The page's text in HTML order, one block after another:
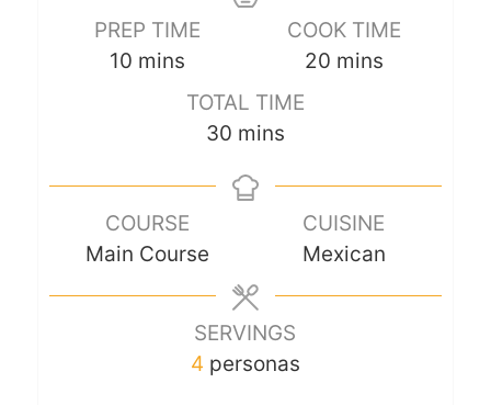
PREP TIME
10 mins
COOK TIME
20 mins
TOTAL TIME
30 mins
COURSE
Main Course
CUISINE
Mexican
SERVINGS
4 personas